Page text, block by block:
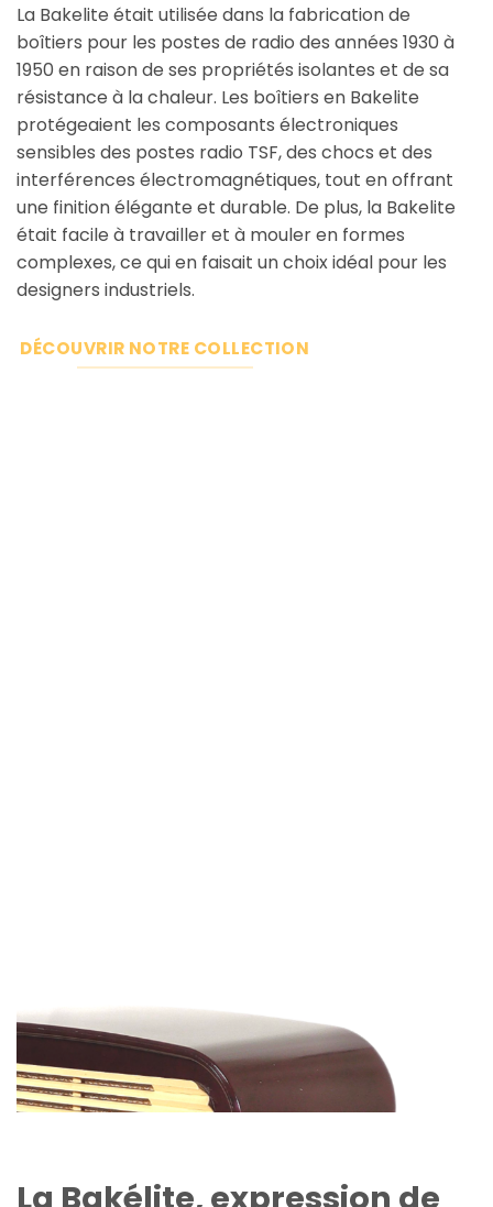
La Bakelite était utilisée dans la fabrication de
boîtiers pour les postes de radio des années 1930 à
1950 en raison de ses propriétés isolantes et de sa
résistance à la chaleur. Les boîtiers en Bakelite
protégeaient les composants électroniques
sensibles des postes radio TSF, des chocs et des
interférences électromagnétiques, tout en offrant
une finition élégante et durable. De plus, la Bakelite
était facile à travailler et à mouler en formes
complexes, ce qui en faisait un choix idéal pour les
designers industriels.
DÉCOUVRIR NOTRE COLLECTION